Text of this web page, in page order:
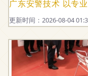
广东安警技术 以专
更新时间：2026-08-04